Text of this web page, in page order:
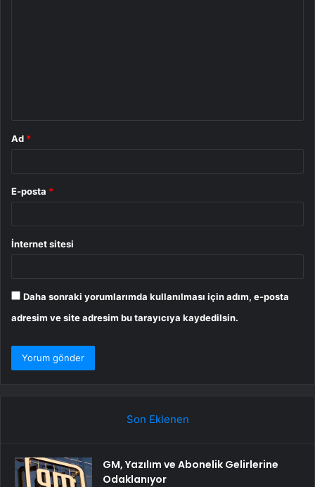
Ad *
E-posta *
İnternet sitesi
Daha sonraki yorumlarımda kullanılması için adım, e-posta
adresim ve site adresim bu tarayıcıya kaydedilsin.
Son Eklenen
GM, Yazılım ve Abonelik Gelirlerine
Odaklanıyor